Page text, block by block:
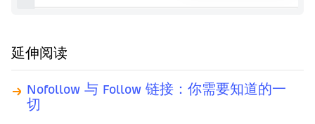
延伸阅读
Nofollow 与 Follow 链接：你需要知道的一
切